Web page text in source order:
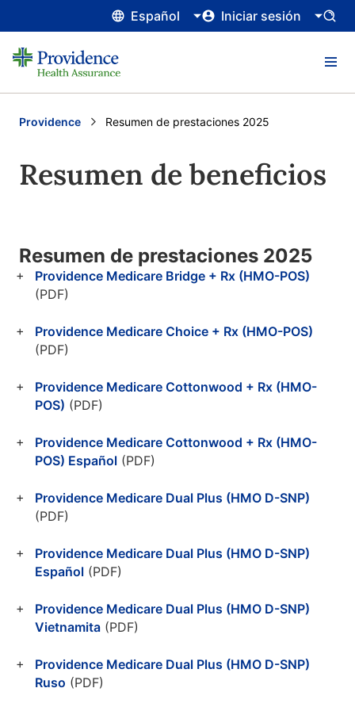
Español Iniciar sesión
Providence Current:
Resumen de prestaciones 2025
Resumen de beneficios
Resumen de prestaciones 2025
Providence Medicare Bridge + Rx (HMO-POS)
(PDF)
Providence Medicare Choice + Rx (HMO-POS)
(PDF)
Providence Medicare Cottonwood + Rx (HMO-
POS) (PDF)
Providence Medicare Cottonwood + Rx (HMO-
POS) Español (PDF)
Providence Medicare Dual Plus (HMO D-SNP)
(PDF)
Providence Medicare Dual Plus (HMO D-SNP)
Español (PDF)
Providence Medicare Dual Plus (HMO D-SNP)
Vietnamita (PDF)
Providence Medicare Dual Plus (HMO D-SNP)
Ruso (PDF)